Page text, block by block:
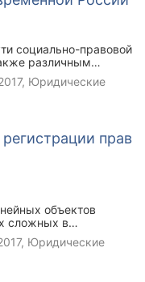
социально-правовой
различным
, Юридические
прав
объектов
сложных в
РФ.
нормативно-
на его основе
, Юридические